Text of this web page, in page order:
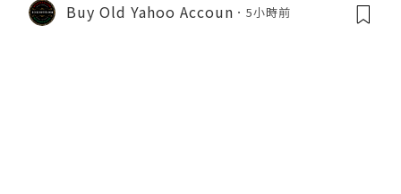
Buy Old Yahoo Accoun 5小時前